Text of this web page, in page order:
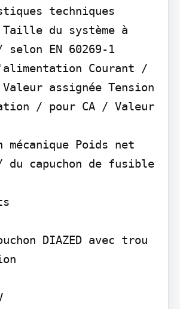
techniques
Taille du système à
EN 60269-1
Courant /
assignée Tension
/ pour CA / Valeur
mécanique Poids net
du capuchon de fusible
DIAZED avec trou